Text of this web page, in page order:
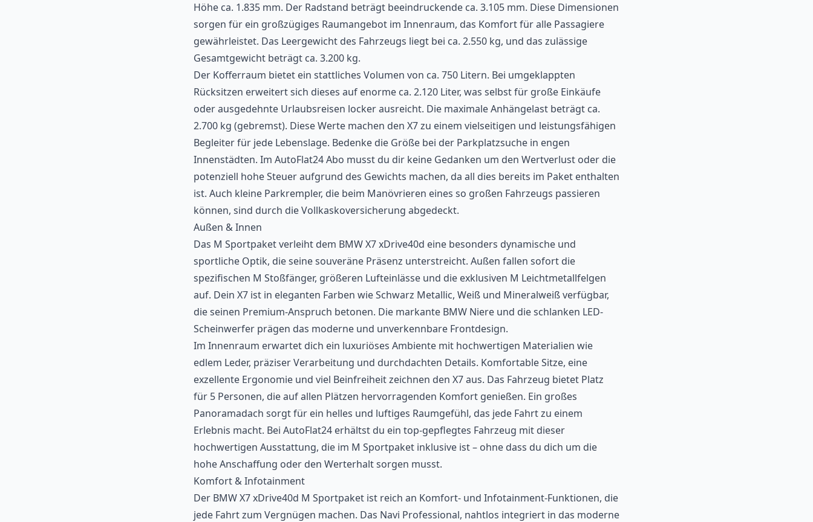
Höhe ca. 1.835 mm. Der Radstand beträgt beeindruckende ca. 3.105 mm. Diese Dimensionen
sorgen für ein großzügiges Raumangebot im Innenraum, das Komfort für alle Passagiere
gewährleistet. Das Leergewicht des Fahrzeugs liegt bei ca. 2.550 kg, und das zulässige
Gesamtgewicht beträgt ca. 3.200 kg.
Der Kofferraum bietet ein stattliches Volumen von ca. 750 Litern. Bei umgeklappten
Rücksitzen erweitert sich dieses auf enorme ca. 2.120 Liter, was selbst für große Einkäufe
oder ausgedehnte Urlaubsreisen locker ausreicht. Die maximale Anhängelast beträgt ca.
2.700 kg (gebremst). Diese Werte machen den X7 zu einem vielseitigen und leistungsfähigen
Begleiter für jede Lebenslage. Bedenke die Größe bei der Parkplatzsuche in engen
Innenstädten. Im AutoFlat24 Abo musst du dir keine Gedanken um den Wertverlust oder die
potenziell hohe Steuer aufgrund des Gewichts machen, da all dies bereits im Paket enthalten
ist. Auch kleine Parkrempler, die beim Manövrieren eines so großen Fahrzeugs passieren
können, sind durch die Vollkaskoversicherung abgedeckt.
Außen & Innen
Das M Sportpaket verleiht dem BMW X7 xDrive40d eine besonders dynamische und
sportliche Optik, die seine souveräne Präsenz unterstreicht. Außen fallen sofort die
spezifischen M Stoßfänger, größeren Lufteinlässe und die exklusiven M Leichtmetallfelgen
auf. Dein X7 ist in eleganten Farben wie Schwarz Metallic, Weiß und Mineralweiß verfügbar,
die seinen Premium-Anspruch betonen. Die markante BMW Niere und die schlanken LED-
Scheinwerfer prägen das moderne und unverkennbare Frontdesign.
Im Innenraum erwartet dich ein luxuriöses Ambiente mit hochwertigen Materialien wie
edlem Leder, präziser Verarbeitung und durchdachten Details. Komfortable Sitze, eine
exzellente Ergonomie und viel Beinfreiheit zeichnen den X7 aus. Das Fahrzeug bietet Platz
für 5 Personen, die auf allen Plätzen hervorragenden Komfort genießen. Ein großes
Panoramadach sorgt für ein helles und luftiges Raumgefühl, das jede Fahrt zu einem
Erlebnis macht. Bei AutoFlat24 erhältst du ein top-gepflegtes Fahrzeug mit dieser
hochwertigen Ausstattung, die im M Sportpaket inklusive ist – ohne dass du dich um die
hohe Anschaffung oder den Werterhalt sorgen musst.
Komfort & Infotainment
Der BMW X7 xDrive40d M Sportpaket ist reich an Komfort- und Infotainment-Funktionen, die
jede Fahrt zum Vergnügen machen. Das Navi Professional, nahtlos integriert in das moderne